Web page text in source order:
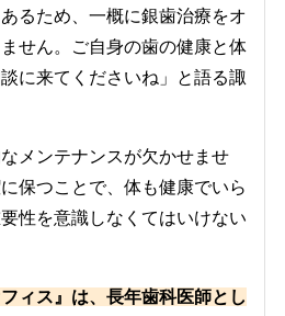
るため、一概に銀歯治療をオ
せん。ご自身の歯の健康と体
に来てくださいね」と語る諏
メンテナンスが欠かせませ
保つことで、体も健康でいら
性を意識しなくてはいけない
ィス』は、長年歯科医師とし